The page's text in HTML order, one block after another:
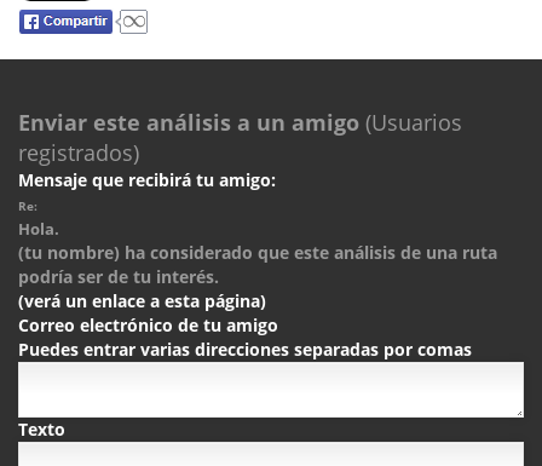
Enviar este análisis a un amigo (Usuarios
registrados)
Mensaje que recibirá tu amigo:
Re:
Hola.
(tu nombre) ha considerado que este análisis de una ruta
podría ser de tu interés.
(verá un enlace a esta página)
Correo electrónico de tu amigo
Puedes entrar varias direcciones separadas por comas
Texto